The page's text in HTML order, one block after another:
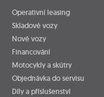
Operativní leasing
Skladové vozy
Nové vozy
Financování
Motocykly a skútry
Objednávka do servisu
Díly a příslušenství